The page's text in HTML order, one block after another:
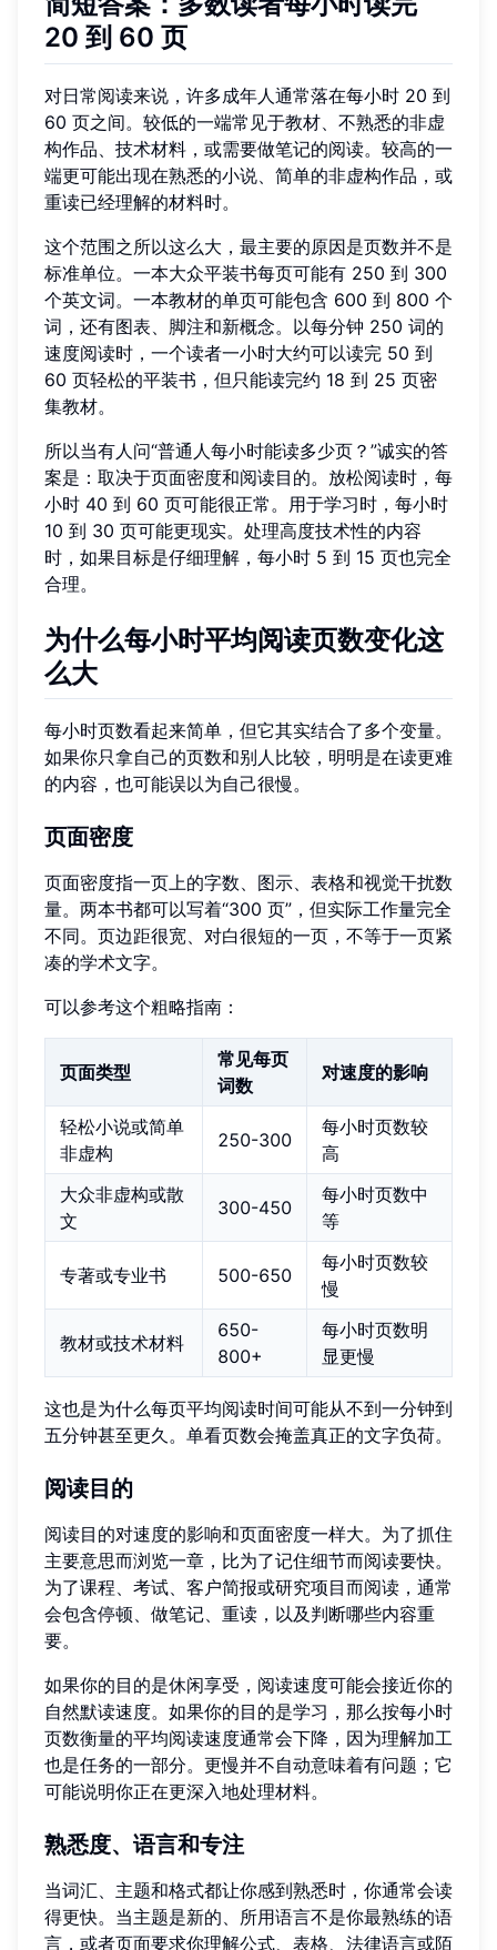
20 到 60 页
对日常阅读来说，许多成年人通常落在每小时 20 到
60 页之间。较低的一端常见于教材、不熟悉的非虚
构作品、技术材料，或需要做笔记的阅读。较高的一
端更可能出现在熟悉的小说、简单的非虚构作品，或
重读已经理解的材料时。
这个范围之所以这么大，最主要的原因是页数并不是
标准单位。一本大众平装书每页可能有 250 到 300
个英文词。一本教材的单页可能包含 600 到 800 个
词，还有图表、脚注和新概念。以每分钟 250 词的
速度阅读时，一个读者一小时大约可以读完 50 到
60 页轻松的平装书，但只能读完约 18 到 25 页密
集教材。
所以当有人问“普通人每小时能读多少页？”诚实的答
案是：取决于页面密度和阅读目的。放松阅读时，每
小时 40 到 60 页可能很正常。用于学习时，每小时
10 到 30 页可能更现实。处理高度技术性的内容
时，如果目标是仔细理解，每小时 5 到 15 页也完全
合理。
为什么每小时平均阅读页数变化这
么大
每小时页数看起来简单，但它其实结合了多个变量。
如果你只拿自己的页数和别人比较，明明是在读更难
的内容，也可能误以为自己很慢。
页面密度
页面密度指一页上的字数、图示、表格和视觉干扰数
量。两本书都可以写着“300 页”，但实际工作量完全
不同。页边距很宽、对白很短的一页，不等于一页紧
凑的学术文字。
可以参考这个粗略指南：
页面类型
常见每页
词数
对速度的影响
轻松小说或简单
非虚构
250-300
每小时页数较
高
大众非虚构或散
文
300-450
每小时页数中
等
专著或专业书 500-650
每小时页数较
慢
教材或技术材料
650-
800+
每小时页数明
显更慢
这也是为什么每页平均阅读时间可能从不到一分钟到
五分钟甚至更久。单看页数会掩盖真正的文字负荷。
阅读目的
阅读目的对速度的影响和页面密度一样大。为了抓住
主要意思而浏览一章，比为了记住细节而阅读要快。
为了课程、考试、客户简报或研究项目而阅读，通常
会包含停顿、做笔记、重读，以及判断哪些内容重
要。
如果你的目的是休闲享受，阅读速度可能会接近你的
自然默读速度。如果你的目的是学习，那么按每小时
页数衡量的平均阅读速度通常会下降，因为理解加工
也是任务的一部分。更慢并不自动意味着有问题；它
可能说明你正在更深入地处理材料。
熟悉度、语言和专注
当词汇、主题和格式都让你感到熟悉时，你通常会读
得更快。当主题是新的、所用语言不是你最熟练的语
言，或者页面要求你理解公式、表格、法律语言或陌